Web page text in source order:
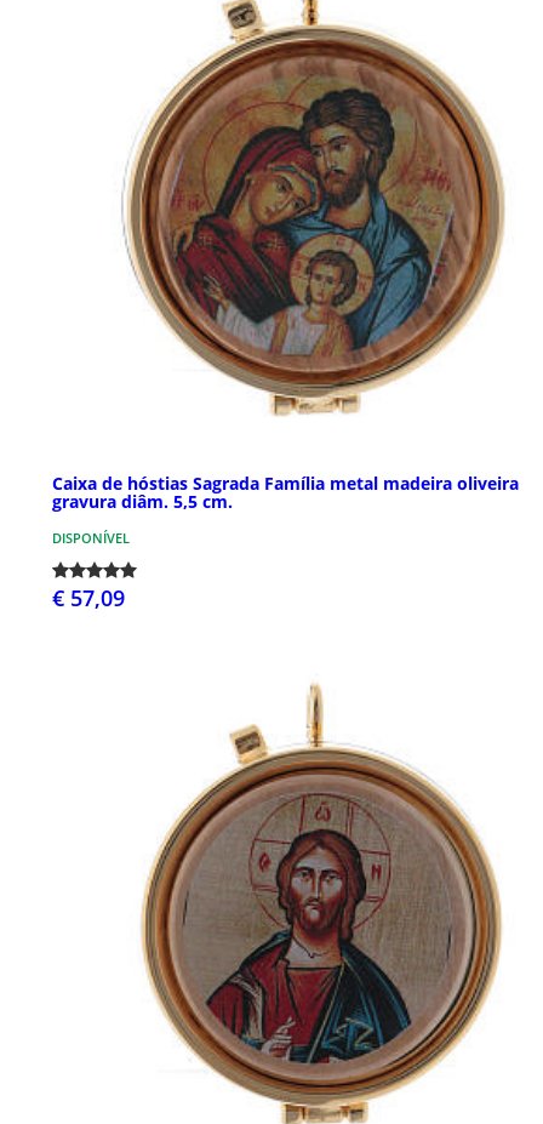
Caixa de hóstias Sagrada Família metal madeira oliveira
gravura diâm. 5,5 cm.
DISPONÍVEL
€ 57,09